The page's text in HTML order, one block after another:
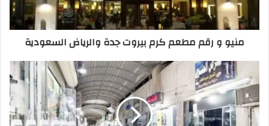
منيو و رقم مطعم كرم بيروت جدة والرياض السعودية